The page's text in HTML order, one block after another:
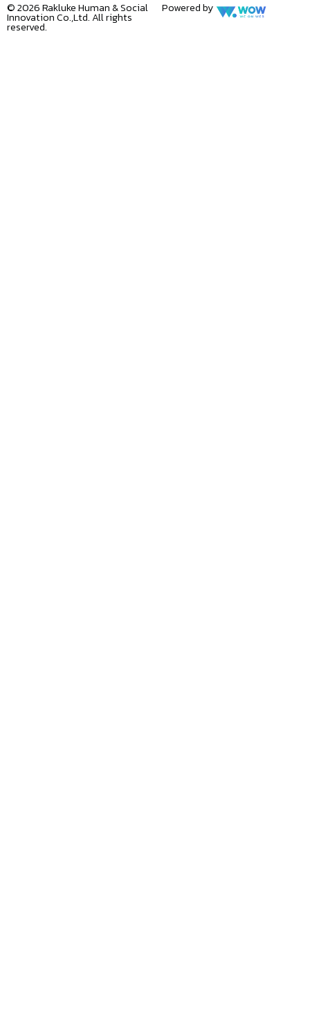
© 2026 Rakluke Human & Social
Innovation Co.,Ltd. All rights
reserved.
Powered by